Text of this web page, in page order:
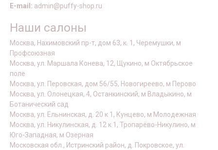
E-mail: admin@puffy-shop.ru
Наши салоны
Москва, Нахимовский пр-т, дом 63, к. 1, Черемушки, м
Профсоюзная
Москва, ул. Маршала Конева, 12, Щукино, м Октябрьское
поле
Москва, ул. Перовская, дом 56/55, Новогиреево, м Перово
Москва, ул. Олонецкая, 4, Останкинский, м Владыкино, м
Ботанический сад
Москва, ул. Ельнинская, д. 20 к 1, Кунцево, м Молодежная
Москва, ул. Никулинская, д. 12 к 1, Тропарёво-Никулино, м
Юго-Западная, м Озерная
Московская обл., Истринский район, д. Покровское, ул.